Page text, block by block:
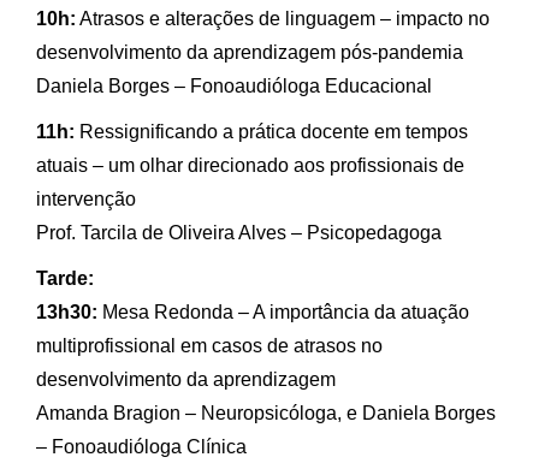
10h: Atrasos e alterações de linguagem – impacto no
desenvolvimento da aprendizagem pós-pandemia
Daniela Borges – Fonoaudióloga Educacional
11h: Ressignificando a prática docente em tempos
atuais – um olhar direcionado aos profissionais de
intervenção
Prof. Tarcila de Oliveira Alves – Psicopedagoga
Tarde:
13h30: Mesa Redonda – A importância da atuação
multiprofissional em casos de atrasos no
desenvolvimento da aprendizagem
Amanda Bragion – Neuropsicóloga, e Daniela Borges
– Fonoaudióloga Clínica